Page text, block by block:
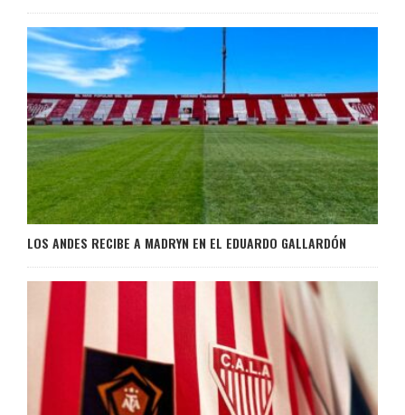
LOS ANDES RECIBE A MADRYN EN EL EDUARDO GALLARDÓN